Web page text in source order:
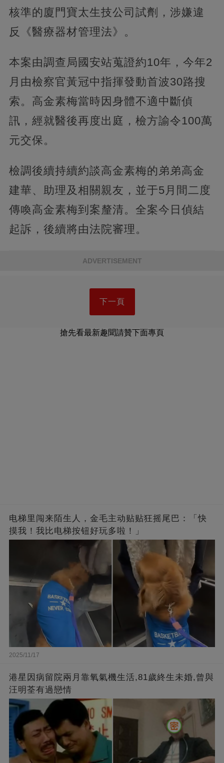
核準的廈門寶太生技公司試劑，涉嫌違
反《醫療器材管理法》。
本案由調查局國安站蒐證約10年，今年2
月由檢察官黃冠中指揮發動首波30路搜
索。高金素梅當時因身體不適中斷偵
訊，經就醫後再度出庭，檢方諭令100萬
元交保。
檢調後續持續約談高金素梅的弟弟高金
建華、助理及相關親友，並于5月間二度
傳喚高金素梅到案釐清。全案今日偵結
起訴，後續將由法院審理。
ADVERTISEMENT
下一頁
搶先看最新趣聞請贊下面專頁
电梯里闯来陌生人，金毛主动贴贴狂摇尾巴：「快
摸我！我比电梯按钮好玩多啦！」
2025/11/17
港星因病留院兩月靠氧氣機生活,81歲終生未婚,曾與
汪明荃有過戀情